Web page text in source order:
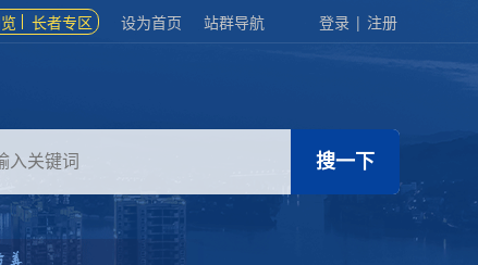
长者专区 设为首页 站群导航 登录 | 注册